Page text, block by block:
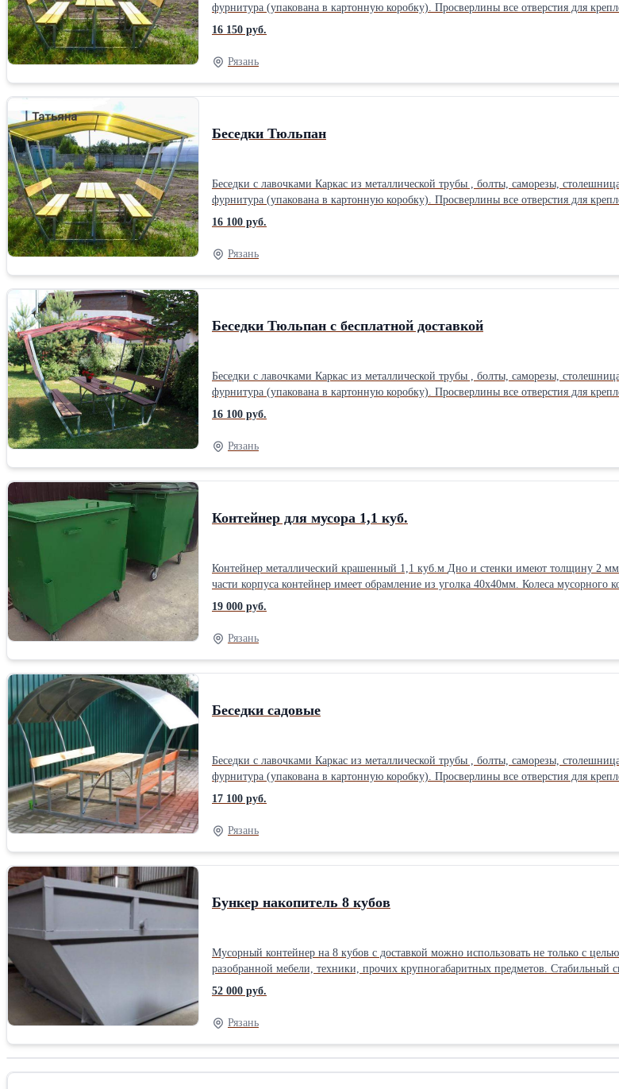
фурнитура (упакована в картонную коробку). Просверлины все отверстия для
(д × ш × в) 1,9 х 1,73 х 2,0. Работаем без выходных и праздников. Звоните с 9 до 18 ч. Доставка бесплатная по областиМатериал каркаса, ножек: Металл Материал сиденья,
спинки: Дерево (массив)
16 150 руб.
Рязань
Беседки Тюльпан
Беседки с лавочками Каркас из металлической трубы , болты, саморезы, столешница и лавки , поликарбонат 4 мм цветной В комплект изделий входит вся необходимая
фурнитура (упакована в картонную коробку). Просверлины все отверстия для
(д × ш × в) 1,9 х 1,73 х 2,0. Работаем без выходных и праздников. Звоните с 9 до 18 ч. Доставка бесплатная по областиМатериал каркаса, ножек: Металл Материал сиденья,
спинки: Дерево (массив)
16 100 руб.
Рязань
Беседки Тюльпан с бесплатной доставкой
Беседки с лавочками Каркас из металлической трубы , болты, саморезы, столешница и лавки , поликарбонат 4 мм цветной В комплект изделий входит вся необходимая
фурнитура (упакована в картонную коробку). Просверлины все отверстия для
(д × ш × в) 1,9 х 1,73 х 2,0. Работаем без выходных и праздников. Звоните с 9 до 18 ч. Доставка бесплатная по областиМатериал каркаса, ножек: Металл Материал сиденья,
спинки: Дерево (массив)
16 100 руб.
Рязань
Контейнер для мусора 1,1 куб.
Контейнер металлический крашенный 1,1 куб.м Дно и стенки имеют толщину 2 мм и изготовлены из горячекатаного стального листа, толщина крышки 2 мм. В верхней
части корпуса контейнер имеет обрамление из уголка 40х40мм. Колеса мусорного контейнера поворотные, обрезиненные и имеют диаметр 165 мм. Габариты
19 000 руб.
Рязань
Беседки садовые
Беседки с лавочками Каркас из металлической трубы , болты, саморезы, столешница и лавки , поликарбонат 4 мм цветной В комплект изделий входит вся необходимая
фурнитура (упакована в картонную коробку). Просверлины все отверстия для
(д × ш × в) 1,9 х 1,73 х 2,0. Работаем без выходных и праздников. Звоните с 9 до 18 ч. Доставка бесплатная по областиНазначение: Садовая Вид: Павильон Тип: Каркасная
беседка Материал: Металл
17 100 руб.
Рязань
Бункер накопитель 8 кубов
Мусорный контейнер на 8 кубов с доставкой можно использовать не только с целью утилизации бытовых отходов, но и для складирования строительных конструкций,
разобранной мебели, техники, прочих крупногабаритных предметов. Стабильный спрос
прочность – толщина стального корпуса составляет 2-4 мм в зависимости от
5 тонн; * длина стандартной модели составляет 3460 мм, ширина – 1970 мм;
устойчивой эмали. * Доставка бесплатная по всей области. В любой город и
Не предусмотрена
52 000 руб.
Рязань